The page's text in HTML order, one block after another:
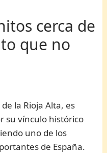
cerca de
que no
la Rioja Alta, es
su vínculo histórico
uno de los
de España.